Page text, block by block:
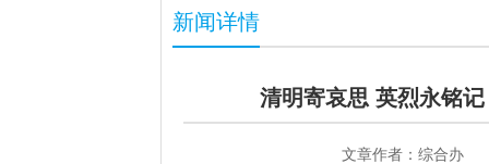
新闻详情
清明寄哀思 英烈永铭
文章作者： 综合办